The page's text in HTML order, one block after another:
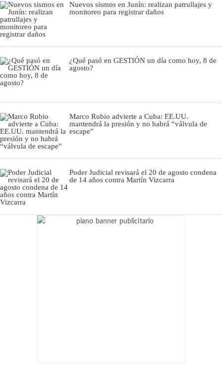
Nuevos sismos en Junín: realizan patrullajes y
monitoreo para registrar daños
¿Qué pasó en GESTIÓN un día como hoy, 8 de
agosto?
Marco Rubio advierte a Cuba: EE.UU.
mantendrá la presión y no habrá “válvula de
escape”
Poder Judicial revisará el 20 de agosto condena
de 14 años contra Martín Vizcarra